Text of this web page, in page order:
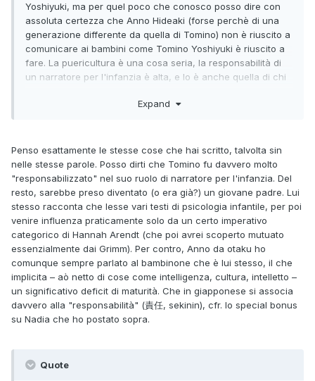
Yoshiyuki, ma per quel poco che conosco posso dire con
assoluta certezza che Anno Hideaki (forse perchè di una
generazione differente da quella di Tomino) non è riuscito a
comunicare ai bambini come Tomino Yoshiyuki è riuscito a
fare. La puericultura è una cosa seria, la responsabilità di
un narratore per l'infanzia è alta, e lo è anche quella di chi
Anno Hideaki (a suo tempo grande consumatore di opere
farlo.
Expand
Penso esattamente le stesse cose che hai scritto, talvolta sin
nelle stesse parole. Posso dirti che Tomino fu davvero molto
"responsabilizzato" nel suo ruolo di narratore per l'infanzia. Del
resto, sarebbe preso diventato (o era già?) un giovane padre. Lui
stesso racconta che lesse vari testi di psicologia infantile, per poi
venire influenza praticamente solo da un certo imperativo
categorico di Hannah Arendt (che poi avrei scoperto mutuato
essenzialmente dai Grimm). Per contro, Anno da otaku ho
comunque sempre parlato al bambinone che è lui stesso, il che
implicita – aò netto di cose come intelligenza, cultura, intelletto –
un significativo deficit di maturità. Che in giapponese si associa
davvero alla "responsabilità" (責任, sekinin), cfr. lo special bonus
su Nadia che ho postato sopra.
Quote